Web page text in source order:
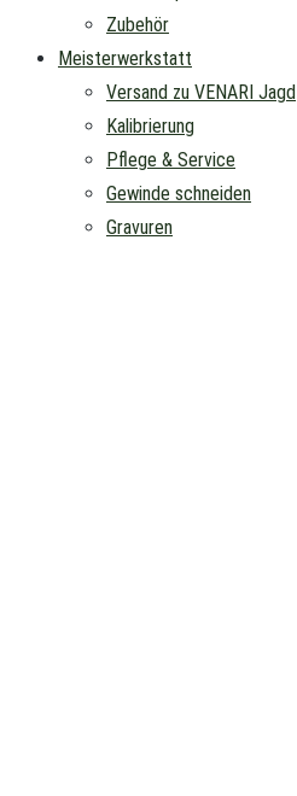
Zubehör
Meisterwerkstatt
Versand zu VENARI Jagd
Kalibrierung
Pflege & Service
Gewinde schneiden
Gravuren